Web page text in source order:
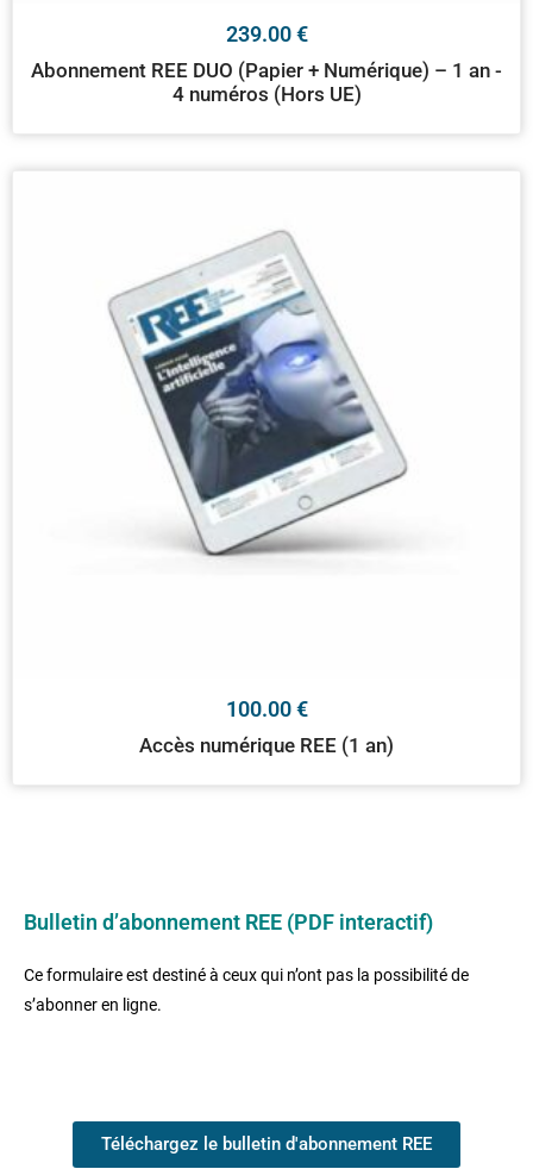
239.00€
Abonnement REE DUO (Papier + Numérique) – 1 an -
4 numéros (Hors UE)
100.00€
Accès numérique REE (1 an)
Bulletin d’abonnement REE (PDF interactif)
Ce formulaire est destiné à ceux qui n’ont pas la possibilité de
s’abonner en ligne.
Téléchargez le bulletin d'abonnement REE